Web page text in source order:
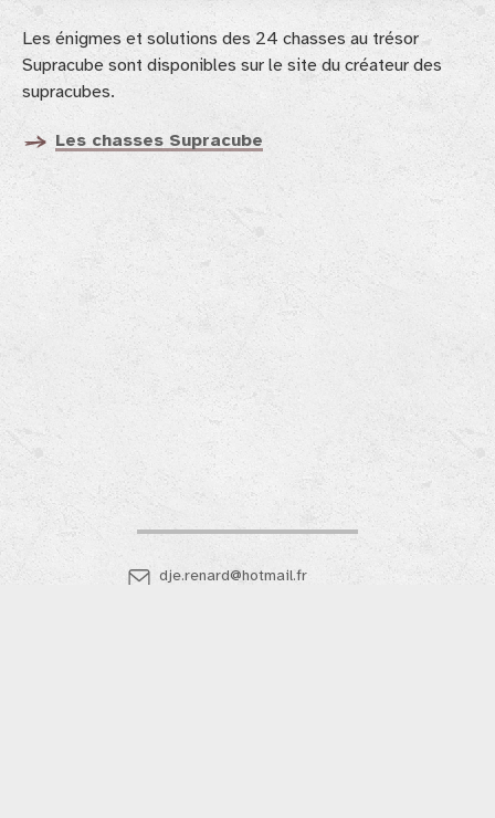
Les énigmes et solutions des 24 chasses au trésor
Supracube sont disponibles sur le site du créateur des
supracubes.
Les chasses Supracube
dje.renard@hotmail.fr